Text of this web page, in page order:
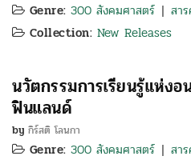
Genre: 300 สังคมศาสตร์ | สา
Collection: New Releases
นวัตกรรมการเรียนรู้แห่ง
ฟินแลนด์
by กิร์สติ โลนกา
Genre: 300 สังคมศาสตร์ | สา